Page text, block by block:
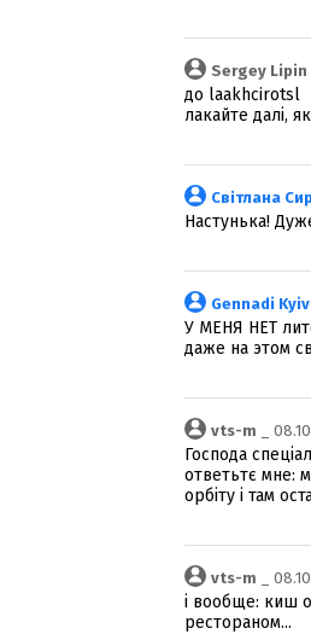
Sergey Lipin
до laakhcirotsl
лакайте далі,
Світлана
Настунька!
Gennadi
У МЕНЯ НЕТ
даже на этом
vts-m _
Господа
ответьтє мне:
орбіту і там
vts-m _
і вообще: киш
рестораном...